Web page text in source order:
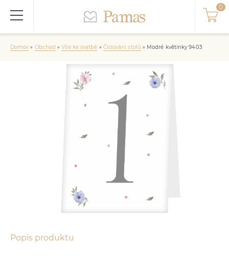
Domov» Obchod »Vše ke svatbě » Číslování stolů » Modré květinky 9403
Popis produktu